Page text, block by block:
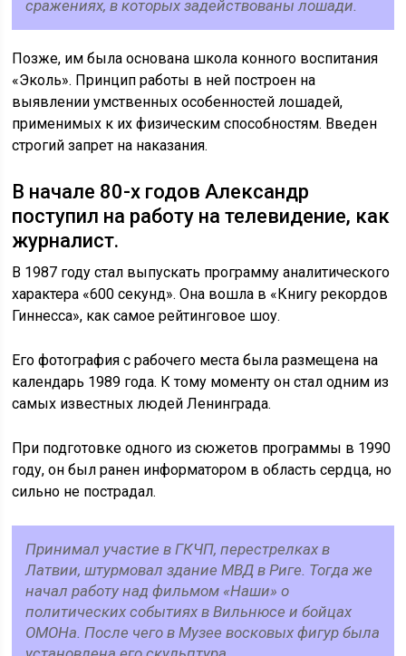
сражениях, в которых задействованы лошади.
Позже, им была основана школа конного воспитания
«Эколь». Принцип работы в ней построен на
выявлении умственных особенностей лошадей,
применимых к их физическим способностям. Введен
строгий запрет на наказания.
В начале 80-х годов Александр
поступил на работу на телевидение, как
журналист.
В 1987 году стал выпускать программу аналитического
характера «600 секунд». Она вошла в «Книгу рекордов
Гиннесса», как самое рейтинговое шоу.
Его фотография с рабочего места была размещена на
календарь 1989 года. К тому моменту он стал одним из
самых известных людей Ленинграда.
При подготовке одного из сюжетов программы в 1990
году, он был ранен информатором в область сердца, но
сильно не пострадал.
Принимал участие в ГКЧП, перестрелках в
Латвии, штурмовал здание МВД в Риге. Тогда же
начал работу над фильмом «Наши» о
политических событиях в Вильнюсе и бойцах
ОМОНа. После чего в Музее восковых фигур была